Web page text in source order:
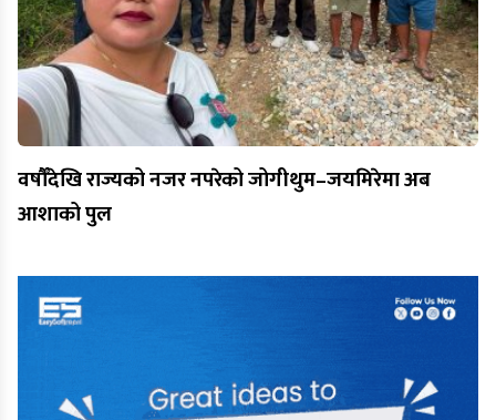
वर्षौँदेखि राज्यको नजर नपरेको जोगीथुम–जयमिरेमा अब
आशाको पुल